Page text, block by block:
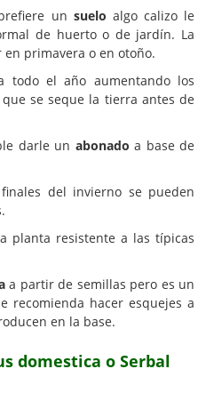
un suelo algo calizo le
de huerto o de jardín. La
en primavera o en otoño.
todo el año aumentando los
se seque la tierra antes de
darle un abonado a base de
del invierno se pueden
planta resistente a las típicas
a partir de semillas pero es un
recomienda hacer esquejes a
en la base.
domestica o Serbal